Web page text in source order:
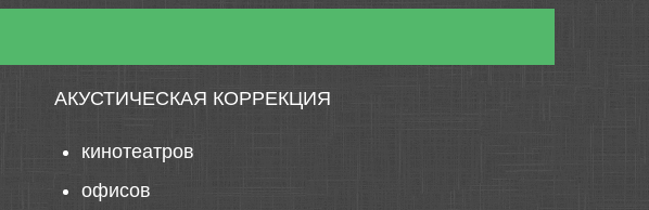
АКУСТИЧЕСКАЯ КОРРЕКЦИЯ
кинотеатров
офисов